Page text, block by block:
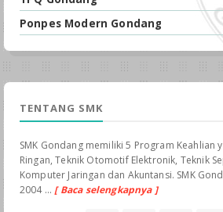
Ponpes Modern Gondang
TENTANG SMK
SMK Gondang memiliki 5 Program Keahlian
Ringan, Teknik Otomotif Elektronik, Teknik
Komputer Jaringan dan Akuntansi. SMK
2004 ... [ Baca selengkapnya ]